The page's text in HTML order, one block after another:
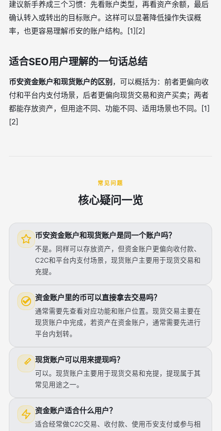
建议新手养成三个习惯：先看账户类型，再看资产余额，最后
确认转入或转出的目标账户。这样可以显著降低操作失误概
率，也更容易理解币安的账户结构。[1][2]
适合SEO用户理解的一句话总结
币安资金账户和现货账户的区别 ，可以概括为：前者更偏向收
付和平台内支付场景，后者更偏向现货交易和资产买卖；两者
都能存放资产，但用途不同、功能不同、适用场景也不同。[1]
[2]
常见问题
核心疑问一览
币安资金账户和现货账户是同一个账户吗？
不是。同样可以存放资产，但资金账户更偏向收付款、
C2C和平台内支付场景，现货账户主要用于现货交易和
充提。
资金账户里的币可以直接拿去交易吗？
通常需要先查看对应功能和账户位置。现货交易主要在
现货账户中完成，若资产在资金账户，通常需要先进行
平台内划转。
现货账户可以用来提现吗？
可以。现货账户主要用于现货交易和充提，提现属于其
常见用途之一。
资金账户适合什么用户？
适合经常做C2C交易、收付款、使用币安支付或参与相